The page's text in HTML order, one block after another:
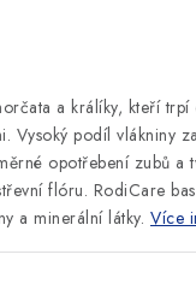
údajů
a králíky, kteří trpí
Vysoký podíl vlákniny
opotřebení zubů a
flóru. RodiCare
a minerální látky. Více